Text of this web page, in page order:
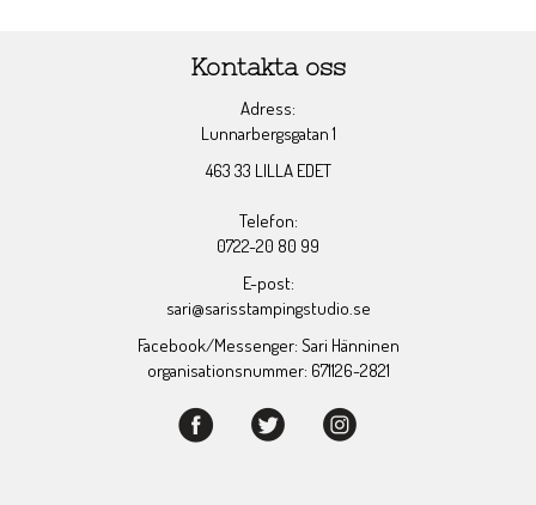
Kontakta oss
Adress:
Lunnarbergsgatan 1
463 33 LILLA EDET
Telefon:
0722-20 80 99
E-post:
sari@sarisstampingstudio.se
Facebook/Messenger: Sari Hänninen
organisationsnummer: 671126-2821